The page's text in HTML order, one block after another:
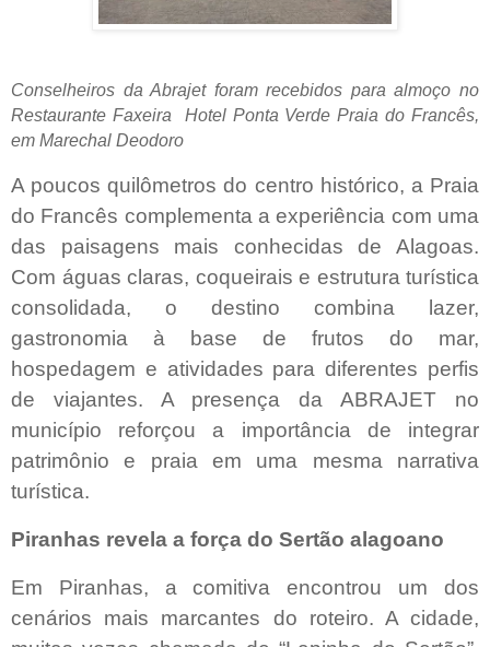
Conselheiros da Abrajet foram recebidos para almoço no
Restaurante Faxeira Hotel Ponta Verde Praia do Francês,
em Marechal Deodoro
A poucos quilômetros do centro histórico, a Praia
do Francês complementa a experiência com uma
das paisagens mais conhecidas de Alagoas.
Com águas claras, coqueirais e estrutura turística
consolidada, o destino combina lazer,
gastronomia à base de frutos do mar,
hospedagem e atividades para diferentes perfis
de viajantes. A presença da ABRAJET no
município reforçou a importância de integrar
patrimônio e praia em uma mesma narrativa
turística.
Piranhas revela a força do Sertão alagoano
Em Piranhas, a comitiva encontrou um dos
cenários mais marcantes do roteiro. A cidade,